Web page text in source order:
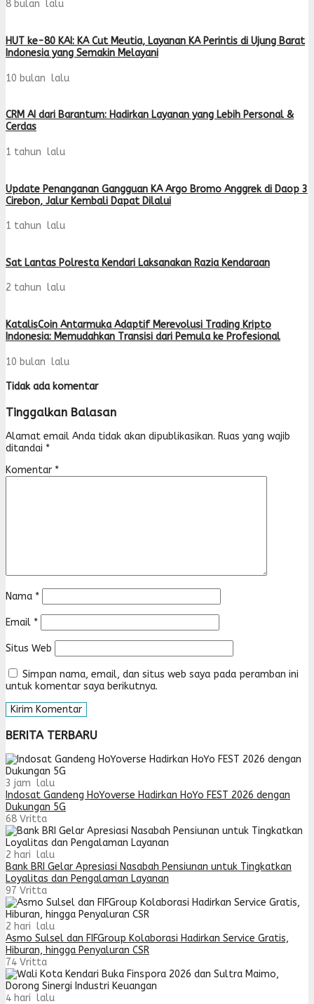
8 bulan lalu
HUT ke-80 KAI: KA Cut Meutia, Layanan KA Perintis di Ujung Barat
Indonesia yang Semakin Melayani
10 bulan lalu
CRM AI dari Barantum: Hadirkan Layanan yang Lebih Personal &
Cerdas
1 tahun lalu
Update Penanganan Gangguan KA Argo Bromo Anggrek di Daop 3
Cirebon, Jalur Kembali Dapat Dilalui
1 tahun lalu
Sat Lantas Polresta Kendari Laksanakan Razia Kendaraan
2 tahun lalu
KatalisCoin Antarmuka Adaptif Merevolusi Trading Kripto
Indonesia: Memudahkan Transisi dari Pemula ke Profesional
10 bulan lalu
Tidak ada komentar
Tinggalkan Balasan
Alamat email Anda tidak akan dipublikasikan. Ruas yang wajib
ditandai *
Komentar *
Nama *
Email *
Situs Web
Simpan nama, email, dan situs web saya pada peramban ini
untuk komentar saya berikutnya.
BERITA TERBARU
3 jam lalu
Indosat Gandeng HoYoverse Hadirkan HoYo FEST 2026 dengan
Dukungan 5G
68 Vritta
2 hari lalu
Bank BRI Gelar Apresiasi Nasabah Pensiunan untuk Tingkatkan
Loyalitas dan Pengalaman Layanan
97 Vritta
2 hari lalu
Asmo Sulsel dan FIFGroup Kolaborasi Hadirkan Service Gratis,
Hiburan, hingga Penyaluran CSR
74 Vritta
4 hari lalu